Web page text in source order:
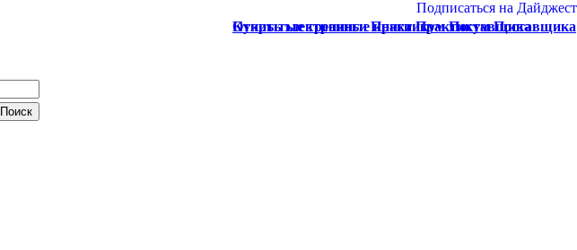
Подписаться на Дайджест
Купить электронные книги Практикум Поставщика
Открытые тренинги Практикум Поставщика